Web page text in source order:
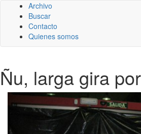
Archivo
Buscar
Contacto
Quienes somos
Ñu, larga gira